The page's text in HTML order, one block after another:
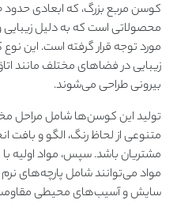
محصولاتی است که به دلیل زیبایی
مورد توجه قرار گرفته است. این
زیبایی در فضاهای مختلف مانند
بیرونی طراحی می‌شوند.
تولید این کوسن‌ها شامل مراحل
متنوعی از لحاظ رنگ، الگو و بافت
مشتریان باشد. سپس، مواد اولیه
مواد می‌توانند شامل پارچه‌های نرم
سایش و آسیب‌های محیطی